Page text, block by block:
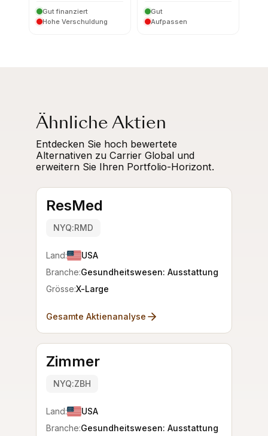
Gut finanziert
Hohe Verschuldung
Gut
Aufpassen
Ähnliche Aktien
Entdecken Sie hoch bewertete
Alternativen zu Carrier Global und
erweitern Sie Ihren Portfolio-Horizont.
ResMed
NYQ:RMD
Land:
USA
Branche:Gesundheitswesen: Ausstattung
Grösse:X-Large
Gesamte Aktienanalyse
Zimmer
NYQ:ZBH
Land:
USA
Branche:Gesundheitswesen: Ausstattung